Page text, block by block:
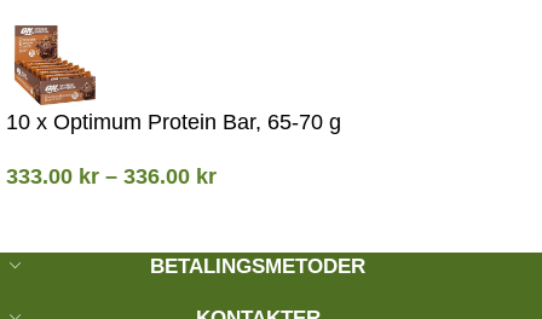
10 x Optimum Protein Bar, 65-70 g
333.00 kr – 336.00 kr
BETALINGSMETODER